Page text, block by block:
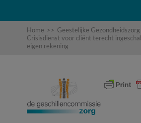
Home >> Geestelijke Gezondheidszorg
Crisisdienst voor cliënt terecht
eigen rekening